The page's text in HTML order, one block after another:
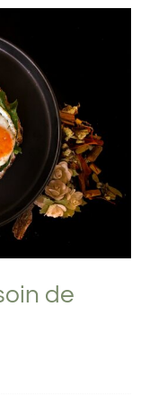
de gras
de